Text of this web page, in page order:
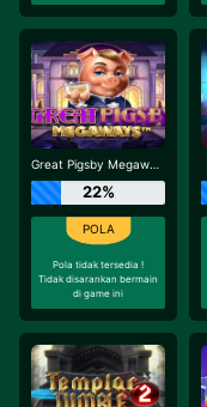
Great Pigsby Megaways
22%
Pola tidak tersedia !
Tidak disarankan bermain
di game ini